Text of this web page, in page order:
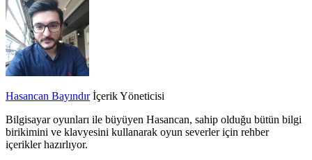
Hasancan Bayındır İçerik Yöneticisi
Bilgisayar oyunları ile büyüyen Hasancan, sahip olduğu bütün bilgi
birikimini ve klavyesini kullanarak oyun severler için rehber
içerikler hazırlıyor.